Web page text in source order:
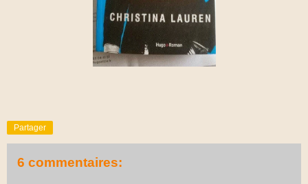
Partager
6 commentaires: